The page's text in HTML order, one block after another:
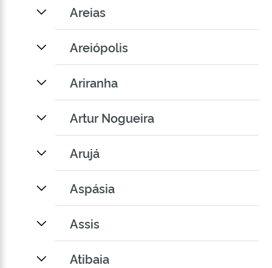
Areias
Areiópolis
Ariranha
Artur Nogueira
Arujá
Aspásia
Assis
Atibaia